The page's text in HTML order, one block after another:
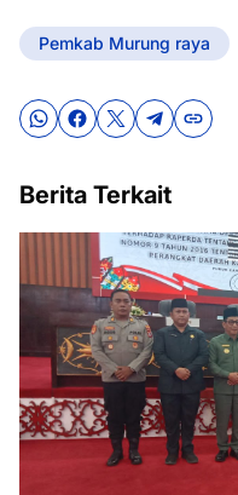
Pemkab Murung raya
Berita Terkait